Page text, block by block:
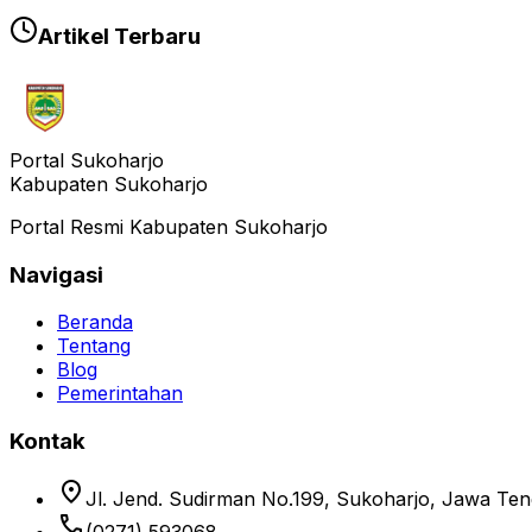
Artikel Terbaru
Portal Sukoharjo
Kabupaten Sukoharjo
Portal Resmi Kabupaten Sukoharjo
Navigasi
Beranda
Tentang
Blog
Pemerintahan
Kontak
location_on Jl. Jend. Sudirman No.199, Sukoharjo, Jawa
phone